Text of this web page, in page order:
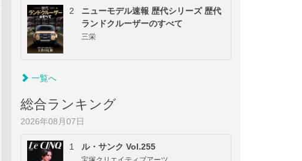
2
ニューモデル速報 歴代シリーズ 歴代
ランドクルーザーのすべて
三栄
一覧へ
総合ランキング
2026年08月07日
1 ル・サンク Vol.255